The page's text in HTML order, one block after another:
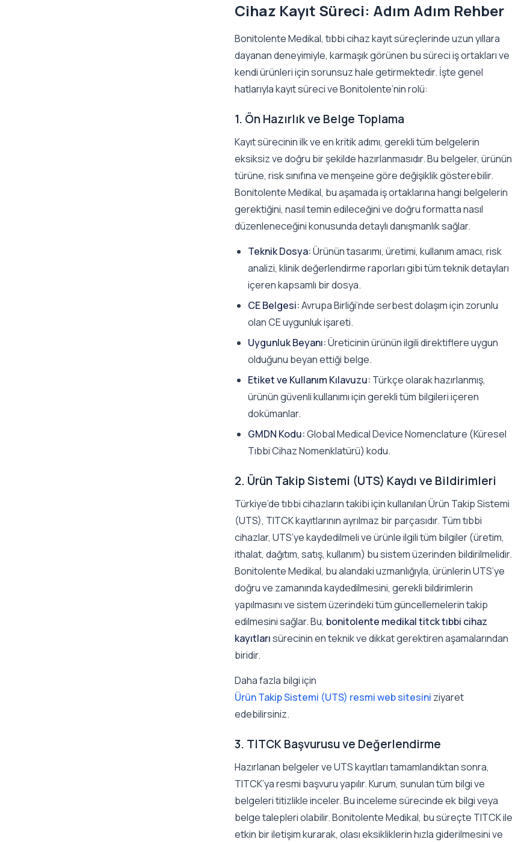
Cihaz Kayıt Süreci: Adım Adım Rehber
Bonitolente Medikal, tıbbi cihaz kayıt süreçlerinde uzun yıllara
dayanan deneyimiyle, karmaşık görünen bu süreci iş ortakları ve
kendi ürünleri için sorunsuz hale getirmektedir. İşte genel
hatlarıyla kayıt süreci ve Bonitolente’nin rolü:
1. Ön Hazırlık ve Belge Toplama
Kayıt sürecinin ilk ve en kritik adımı, gerekli tüm belgelerin
eksiksiz ve doğru bir şekilde hazırlanmasıdır. Bu belgeler, ürünün
türüne, risk sınıfına ve menşeine göre değişiklik gösterebilir.
Bonitolente Medikal, bu aşamada iş ortaklarına hangi belgelerin
gerektiğini, nasıl temin edileceğini ve doğru formatta nasıl
düzenleneceğini konusunda detaylı danışmanlık sağlar.
Teknik Dosya:Ürünün tasarımı, üretimi, kullanım amacı, risk
analizi, klinik değerlendirme raporları gibi tüm teknik detayları
içeren kapsamlı bir dosya.
CE Belgesi:Avrupa Birliği’nde serbest dolaşım için zorunlu
olan CE uygunluk işareti.
Uygunluk Beyanı:Üreticinin ürünün ilgili direktiflere uygun
olduğunu beyan ettiği belge.
Etiket ve Kullanım Kılavuzu: Türkçe olarak hazırlanmış,
ürünün güvenli kullanımı için gerekli tüm bilgileri içeren
dokümanlar.
GMDN Kodu:Global Medical Device Nomenclature (Küresel
Tıbbi Cihaz Nomenklatürü) kodu.
2. Ürün Takip Sistemi (UTS) Kaydı ve Bildirimleri
Türkiye’de tıbbi cihazların takibi için kullanılan Ürün Takip Sistemi
(UTS), TITCK kayıtlarının ayrılmaz bir parçasıdır. Tüm tıbbi
cihazlar, UTS’ye kaydedilmeli ve ürünle ilgili tüm bilgiler (üretim,
ithalat, dağıtım, satış, kullanım) bu sistem üzerinden bildirilmelidir.
Bonitolente Medikal, bu alandaki uzmanlığıyla, ürünlerin UTS’ye
doğru ve zamanında kaydedilmesini, gerekli bildirimlerin
yapılmasını ve sistem üzerindeki tüm güncellemelerin takip
edilmesini sağlar. Bu, bonitolente medikal titck tıbbi cihaz
kayıtlarısürecinin en teknik ve dikkat gerektiren aşamalarından
biridir.
Daha fazla bilgi için
Ürün Takip Sistemi (UTS) resmi web sitesini ziyaret
edebilirsiniz.
3. TITCK Başvurusu ve Değerlendirme
Hazırlanan belgeler ve UTS kayıtları tamamlandıktan sonra,
TITCK’ya resmi başvuru yapılır. Kurum, sunulan tüm bilgi ve
belgeleri titizlikle inceler. Bu inceleme sürecinde ek bilgi veya
belge talepleri olabilir. Bonitolente Medikal, bu süreçte TITCK ile
etkin bir iletişim kurarak, olası eksikliklerin hızla giderilmesini ve